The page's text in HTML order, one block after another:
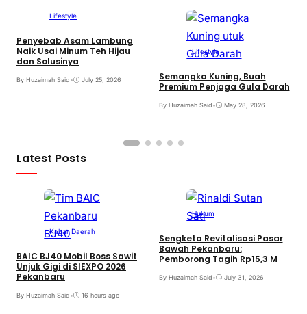
Lifestyle
Penyebab Asam Lambung
Naik Usai Minum Teh Hijau
dan Solusinya
By Huzaimah Said• July 25, 2026
Lifestyle
Semangka Kuning, Buah
Premium Penjaga Gula Darah
By Huzaimah Said• May 28, 2026
Latest Posts
Kabar Daerah
BAIC BJ40 Mobil Boss Sawit
Unjuk Gigi di SIEXPO 2026
Pekanbaru
By Huzaimah Said• 16 hours ago
Hukum
Sengketa Revitalisasi Pasar
Bawah Pekanbaru:
Pemborong Tagih Rp15,3 M
By Huzaimah Said• July 31, 2026